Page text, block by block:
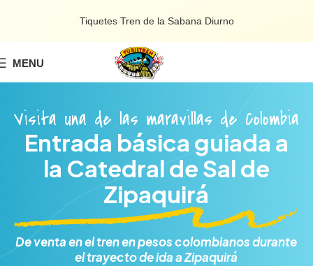
Tiquetes Tren de la Sabana Diurno
MENU
Visita una de las maravillas de Colombia
Entrada básica guiada a
la Catedral de Sal de
Zipaquirá
De venta en el tren en pesos colombianos durante
el trayecto de ida a Zipaquirá